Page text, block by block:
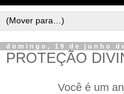
domingo, 19 de junho
PROTEÇÃO
Você é um